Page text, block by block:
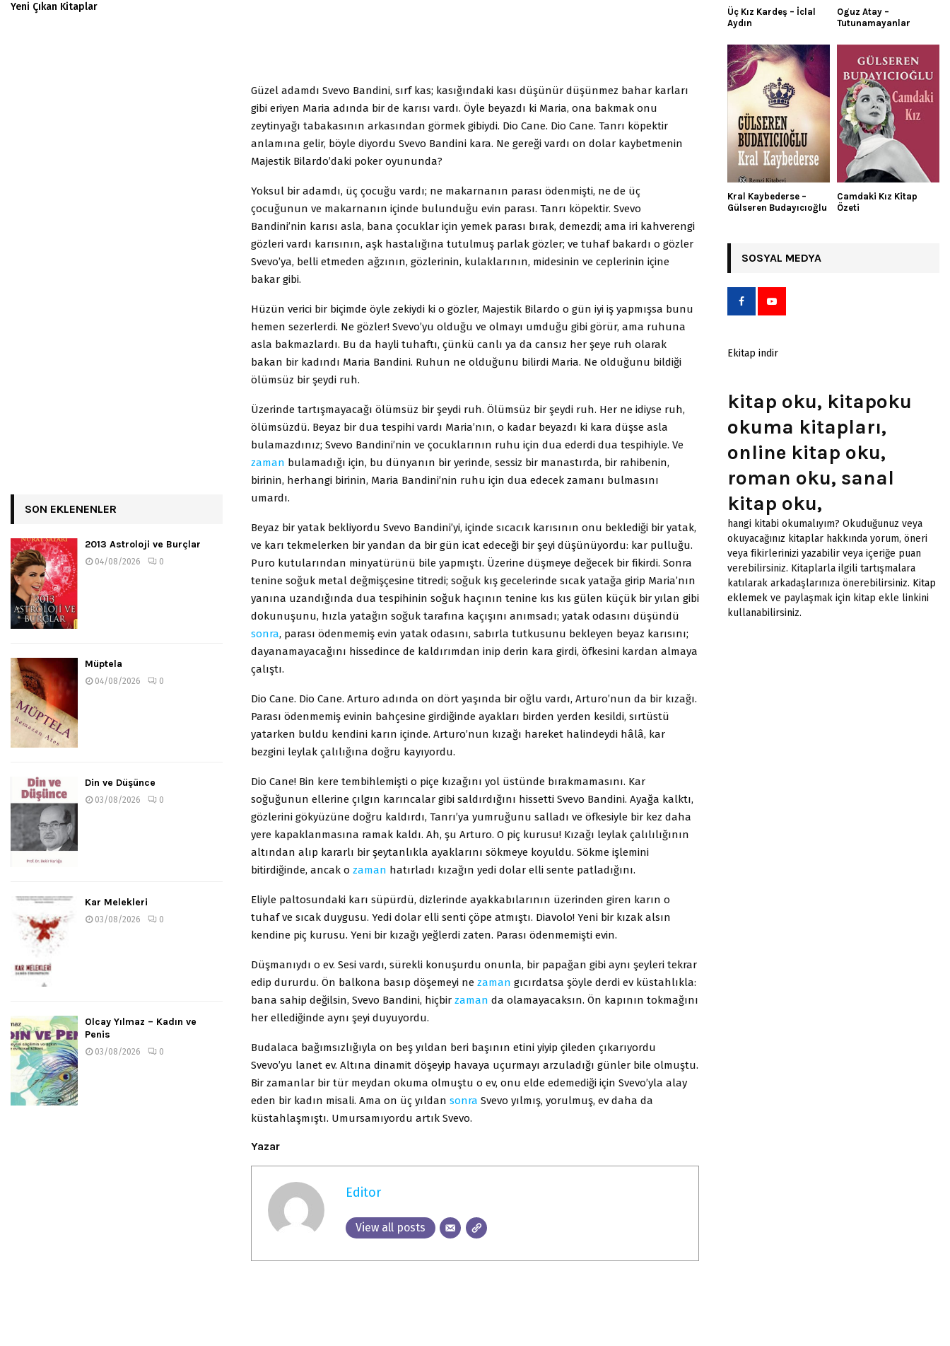
Güzel adamdı Svevo Bandini, sırf kas; kasığındaki kası düşünür düşünmez bahar karları
gibi eriyen Maria adında bir de karısı vardı. Öyle beyazdı ki Maria, ona bakmak onu
zeytinyağı tabakasının arkasından görmek gibiydi. Dio Cane. Dio Cane. Tanrı köpektir
anlamına gelir, böyle diyordu Svevo Bandini kara. Ne gereği vardı on dolar kaybetmenin
Majestik Bilardo’daki poker oyununda?
Yoksul bir adamdı, üç çocuğu vardı; ne makarnanın parası ödenmişti, ne de üç
çocuğunun ve makarnanın içinde bulunduğu evin parası. Tanrı köpektir. Svevo
Bandini’nin karısı asla, bana çocuklar için yemek parası bırak, demezdi; ama iri kahverengi
gözleri vardı karısının, aşk hastalığına tutulmuş parlak gözler; ve tuhaf bakardı o gözler
Svevo’ya, belli etmeden ağzının, gözlerinin, kulaklarının, midesinin ve ceplerinin içine
bakar gibi.
Hüzün verici bir biçimde öyle zekiydi ki o gözler, Majestik Bilardo o gün iyi iş yapmışsa bunu
hemen sezerlerdi. Ne gözler! Svevo’yu olduğu ve olmayı umduğu gibi görür, ama ruhuna
asla bakmazlardı. Bu da hayli tuhaftı, çünkü canlı ya da cansız her şeye ruh olarak
bakan bir kadındı Maria Bandini. Ruhun ne olduğunu bilirdi Maria. Ne olduğunu bildiği
ölümsüz bir şeydi ruh.
Üzerinde tartışmayacağı ölümsüz bir şeydi ruh. Ölümsüz bir şeydi ruh. Her ne idiyse ruh,
ölümsüzdü. Beyaz bir dua tespihi vardı Maria’nın, o kadar beyazdı ki kara düşse asla
bulamazdınız; Svevo Bandini’nin ve çocuklarının ruhu için dua ederdi dua tespihiyle. Ve
zaman bulamadığı için, bu dünyanın bir yerinde, sessiz bir manastırda, bir rahibenin,
birinin, herhangi birinin, Maria Bandini’nin ruhu için dua edecek zamanı bulmasını
umardı.
Beyaz bir yatak bekliyordu Svevo Bandini’yi, içinde sıcacık karısının onu beklediği bir yatak,
ve karı tekmelerken bir yandan da bir gün icat edeceği bir şeyi düşünüyordu: kar pulluğu.
Puro kutularından minyatürünü bile yapmıştı. Üzerine düşmeye değecek bir fikirdi. Sonra
tenine soğuk metal değmişçesine titredi; soğuk kış gecelerinde sıcak yatağa girip Maria’nın
yanına uzandığında dua tespihinin soğuk haçının tenine kıs kıs gülen küçük bir yılan gibi
dokunuşunu, hızla yatağın soğuk tarafına kaçışını anımsadı; yatak odasını düşündü
sonra, parası ödenmemiş evin yatak odasını, sabırla tutkusunu bekleyen beyaz karısını;
dayanamayacağını hissedince de kaldırımdan inip derin kara girdi, öfkesini kardan almaya
çalıştı.
Dio Cane. Dio Cane. Arturo adında on dört yaşında bir oğlu vardı, Arturo’nun da bir kızağı.
Parası ödenmemiş evinin bahçesine girdiğinde ayakları birden yerden kesildi, sırtüstü
yatarken buldu kendini karın içinde. Arturo’nun kızağı hareket halindeydi hâlâ, kar
bezgini leylak çalılığına doğru kayıyordu.
Dio Cane! Bin kere tembihlemişti o piçe kızağını yol üstünde bırakmamasını. Kar
soğuğunun ellerine çılgın karıncalar gibi saldırdığını hissetti Svevo Bandini. Ayağa kalktı,
gözlerini gökyüzüne doğru kaldırdı, Tanrı’ya yumruğunu salladı ve öfkesiyle bir kez daha
yere kapaklanmasına ramak kaldı. Ah, şu Arturo. O piç kurusu! Kızağı leylak çalılılığının
altından alıp kararlı bir şeytanlıkla ayaklarını sökmeye koyuldu. Sökme işlemini
bitirdiğinde, ancak o zaman hatırladı kızağın yedi dolar elli sente patladığını.
Eliyle paltosundaki karı süpürdü, dizlerinde ayakkabılarının üzerinden giren karın o
tuhaf ve sıcak duygusu. Yedi dolar elli senti çöpe atmıştı. Diavolo! Yeni bir kızak alsın
kendine piç kurusu. Yeni bir kızağı yeğlerdi zaten. Parası ödenmemişti evin.
Düşmanıydı o ev. Sesi vardı, sürekli konuşurdu onunla, bir papağan gibi aynı şeyleri tekrar
edip dururdu. Ön balkona basıp döşemeyi ne zaman gıcırdatsa şöyle derdi ev küstahlıkla:
bana sahip değilsin, Svevo Bandini, hiçbir zaman da olamayacaksın. Ön kapının tokmağını
her ellediğinde aynı şeyi duyuyordu.
Budalaca bağımsızlığıyla on beş yıldan beri başının etini yiyip çileden çıkarıyordu
Svevo’yu lanet ev. Altına dinamit döşeyip havaya uçurmayı arzuladığı günler bile olmuştu.
Bir zamanlar bir tür meydan okuma olmuştu o ev, onu elde edemediği için Svevo’yla alay
eden bir kadın misali. Ama on üç yıldan sonra Svevo yılmış, yorulmuş, ev daha da
küstahlaşmıştı. Umursamıyordu artık Svevo.
Yazar
Editor
View all posts
Yeni Çıkan Kitaplar
SON EKLENENLER
2013 Astroloji ve Burçlar
04/08/2026 0
Müptela
04/08/2026 0
Din ve Düşünce
03/08/2026 0
Kar Melekleri
03/08/2026 0
Olcay Yılmaz – Kadın ve
Penis
03/08/2026 0
Üç Kız Kardeş – İclal
Aydın
Oguz Atay –
Tutunamayanlar
Kral Kaybederse –
Gülseren Budayıcıoğlu
Camdaki Kız Kitap
Özeti
SOSYAL MEDYA
Ekitap indir
kitap oku, kitapoku
okuma kitapları,
online kitap oku,
roman oku, sanal
kitap oku,
hangi kitabi okumalıyım? Okuduğunuz veya
okuyacağınız kitaplar hakkında yorum, öneri
veya fikirlerinizi yazabilir veya içeriğe puan
verebilirsiniz. Kitaplarla ilgili tartışmalara
katılarak arkadaşlarınıza önerebilirsiniz. Kitap
eklemek ve paylaşmak için kitap ekle linkini
kullanabilirsiniz.